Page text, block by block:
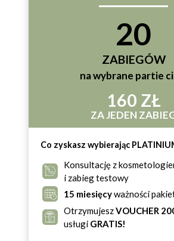
20
ZABIEGÓW
na wybrane partie
160 ZŁ
ZA JEDEN
Co zyskasz wybierając
Konsultację z
i zabieg testowy
15 miesięcyważności
OtrzymujeszVOUCHER
usługi GRATIS!